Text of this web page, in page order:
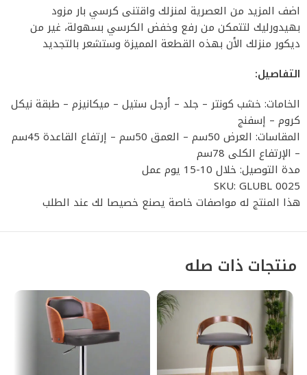
اضف المزيد من العصرية لمنزلك واقتنى كرسي بار مزود
بهيدورليك لتتمكن من رفع وخفض الكرسي بسهولة، غير من
ديكور منزلك الأن بهذه القطعة المميزة وستشعر بالتجديد
التفاصيل:
الخامات: خشب كونتر – جلد – أرجل ستيل – ميكانيزم – طبقة نيكل
كروم – إسفنج
المقاسات: العرض 50سم – العمق 50سم – إرتفاع القاعدة 45سم
– الإرتفاع الكلى 78سم
مدة التوصيل: خلال 10-15 يوم عمل
SKU: GLUBL 0025
هذا المنتج له مواصفات خاصة يصنع خصيصا لك عند الطلب
منتجات ذات صله